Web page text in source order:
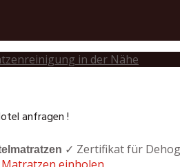
in der Nähe
anfragen !
✓ Zertifikat für